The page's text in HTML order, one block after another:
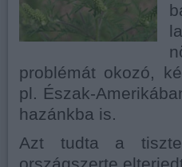
problémát okozó,
pl. Észak-
hazánkba is.
Azt tudta a